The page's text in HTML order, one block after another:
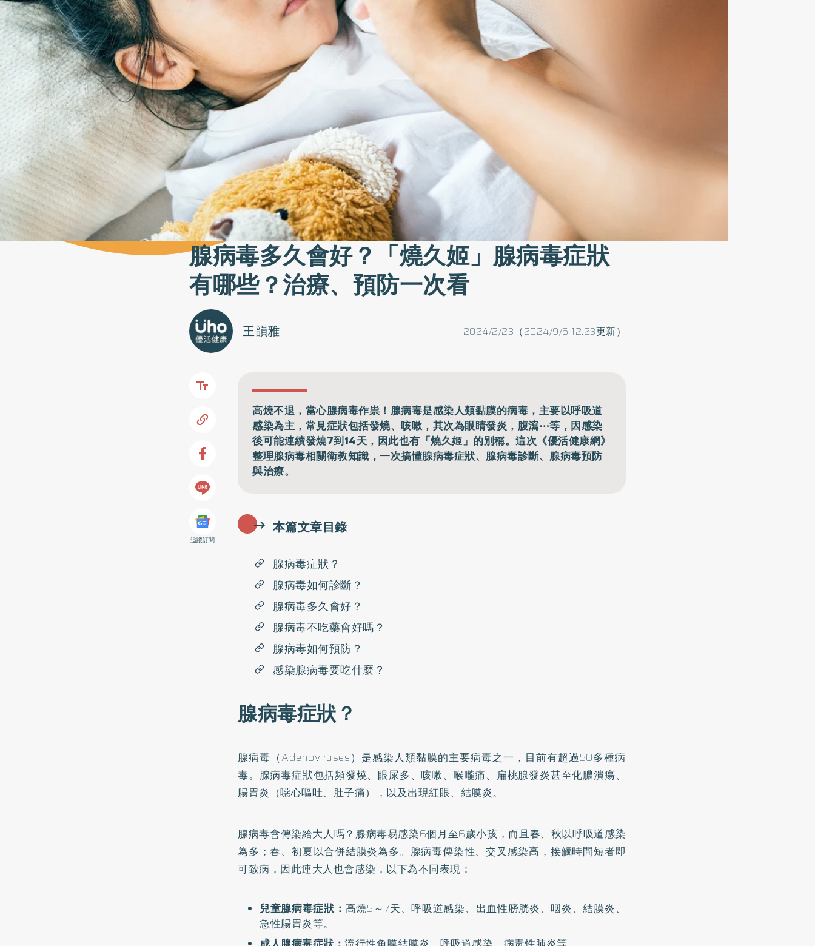
腺病毒多久會好？「燒久姬」腺病毒症狀
有哪些？治療、預防一次看
2024/2/23（2024/9/6 12:23更新）
王韻雅
追蹤訂閱
高燒不退，當心腺病毒作祟！腺病毒是感染人類黏膜的病毒，主要以呼吸道
感染為主，常見症狀包括發燒、咳嗽，其次為眼睛發炎，腹瀉⋯等，因感染
後可能連續發燒7到14天，因此也有「燒久姬」的別稱。這次《優活健康網》
整理腺病毒相關衛教知識，一次搞懂腺病毒症狀、腺病毒診斷、腺病毒預防
與治療。
本篇文章目錄
腺病毒症狀？
腺病毒如何診斷？
腺病毒多久會好？
腺病毒不吃藥會好嗎？
腺病毒如何預防？
感染腺病毒要吃什麼？
腺病毒症狀？
腺病毒（Adenoviruses）是感染人類黏膜的主要病毒之一，目前有超過50多種病
毒。 腺病毒症狀包括頻發燒、眼屎多、咳嗽、喉嚨痛、扁桃腺發炎甚至化膿潰瘍、
腸胃炎（噁心嘔吐、肚子痛），以及出現紅眼、結膜炎。
腺病毒會傳染給大人嗎？腺病毒易感染6個月至6歲小孩，而且春、秋以呼吸道感染
為多；春、初夏以合併結膜炎為多。 腺病毒傳染性、交叉感染高 ，接觸時間短者即
可致病，因此連大人也會感染，以下為不同表現：
兒童腺病毒症狀： 高燒5～7天、呼吸道感染、出血性膀胱炎、咽炎、結膜炎、
急性腸胃炎等。